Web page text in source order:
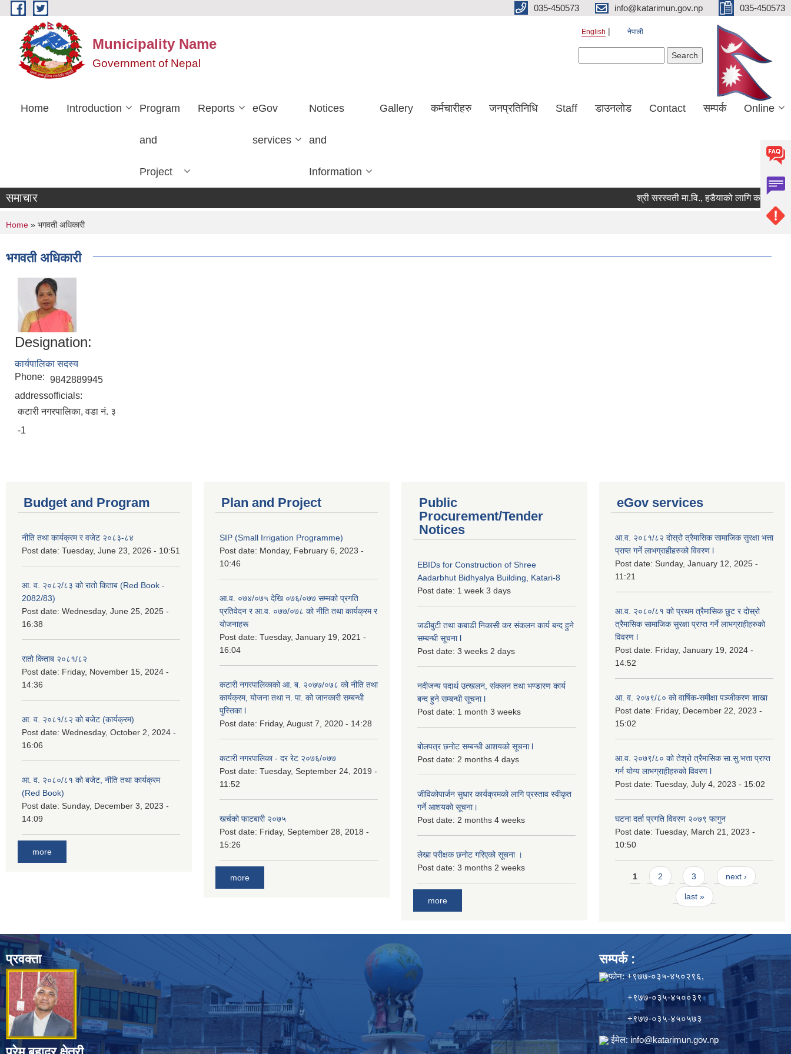
Skip to main content 035-450573 info@katarimun.gov.np 035-450573
Municipality Name
Government of Nepal
English नेपाली
Home Introduction Program
and
Project
Reports eGov
services
Notices
and
Information
Gallery कर्मचारीहरु जनप्रतिनिधि Staff डाउनलोड Contact सम्पर्क Online
समाचार श्री सरस्वती मा.वि., हडैयाको लागि कार्यालय
You are here
Home » भगवती अधिकारी
भगवती अधिकारी
Designation:
कार्यपालिका सदस्य
Phone: 9842889945
addressofficials:
कटारी नगरपालिका, वडा नं. ३
-1
Budget and Program
नीति तथा कार्यक्रम र वजेट २०८३-८४
Post date: Tuesday, June 23, 2026 - 10:51
आ. व. २०८२/८३ को रातो किताब (Red Book -
2082/83)
Post date: Wednesday, June 25, 2025 -
16:38
रातो किताब २०८१/८२
Post date: Friday, November 15, 2024 -
14:36
आ. व. २०८१/८२ को बजेट (कार्यक्रम)
Post date: Wednesday, October 2, 2024 -
16:06
आ. व. २०८०/८१ को बजेट, नीति तथा कार्यक्रम
(Red Book)
Post date: Sunday, December 3, 2023 -
14:09
more
Plan and Project
SIP (Small Irrigation Programme)
Post date: Monday, February 6, 2023 -
10:46
आ.व. ०७४/०७५ देखि ०७६/०७७ सम्मको प्रगति
प्रतिवेदन र आ.व. ०७७/०७८ को नीति तथा कार्यक्रम र
योजनाहरू
Post date: Tuesday, January 19, 2021 -
16:04
कटारी नगरपालिकाको आ. ब. २०७७/०७८ को नीति तथा
कार्यक्रम, योजना तथा न. पा. को जानकारी सम्बन्धी
पुस्तिका l
Post date: Friday, August 7, 2020 - 14:28
कटारी नगरपालिका - दर रेट २०७६/०७७
Post date: Tuesday, September 24, 2019 -
11:52
खर्चको फाटबारी २०७५
Post date: Friday, September 28, 2018 -
15:26
more
Public
Procurement/Tender
Notices
EBIDs for Construction of Shree
Aadarbhut Bidhyalya Building, Katari-8
Post date: 1 week 3 days
जडीबुटी तथा कबाडी निकासी कर संकलन कार्य बन्द हुने
सम्बन्धी सूचना l
Post date: 3 weeks 2 days
नदीजन्य पदार्थ उत्खलन, संकलन तथा भण्डारण कार्य
बन्द हुने सम्बन्धी सूचना l
Post date: 1 month 3 weeks
बोलपत्र छनोट सम्बन्धी आशयको सूचना l
Post date: 2 months 4 days
जीविकोपार्जन सुधार कार्यक्रमको लागि प्रस्ताव स्वीकृत
गर्ने आशयको सूचना।
Post date: 2 months 4 weeks
लेखा परीक्षक छनोट गरिएको सूचना ।
Post date: 3 months 2 weeks
more
eGov services
आ.व. २०८१/८२ दोस्रो त्रैमासिक सामाजिक सुरक्षा भत्ता
प्राप्त गर्ने लाभग्राहीहरुको विवरण l
Post date: Sunday, January 12, 2025 -
11:21
आ.व. २०८०/८१ को प्रथम त्रैमासिक छुट र दोस्रो
त्रैमासिक सामाजिक सुरक्षा प्राप्त गर्ने लाभग्राहीहरुको
विवरण l
Post date: Friday, January 19, 2024 -
14:52
आ. व. २०७९/८० को वार्षिक-समीक्षा पञ्जीकरण शाखा
Post date: Friday, December 22, 2023 -
15:02
आ.व. २०७९/८० को तेश्रो त्रैमासिक सा.सु.भ‍त्ता प्राप्त
गर्न योग्य लाभग्राहीहरुको विवरण l
Post date: Tuesday, July 4, 2023 - 15:02
घटना दर्ता प्रगति विवरण २०७९ फागुन
Post date: Tuesday, March 21, 2023 -
10:50
Pages
1 2 3 next ›
last »
प्रवक्ता सम्पर्क :
फोन: +९७७-०३५-४५०२९६,
+९७७-०३५-४५००३९
+९७७-०३५-४५०५७३
ईमेल:info@katarimun.gov.np